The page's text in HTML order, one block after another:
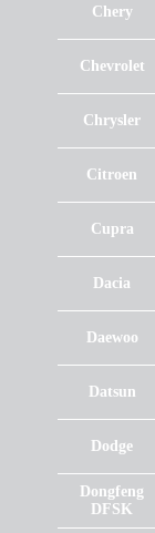
Chery
Chevrolet
Chrysler
Citroen
Cupra
Dacia
Daewoo
Datsun
Dodge
Dongfeng
DFSK